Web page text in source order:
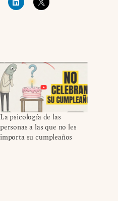
La psicología de las
personas a las que no les
importa su cumpleaños